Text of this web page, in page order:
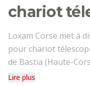
chariot
Loxam Corse met à
pour chariot
de Bastia (Haute-
Lire plus